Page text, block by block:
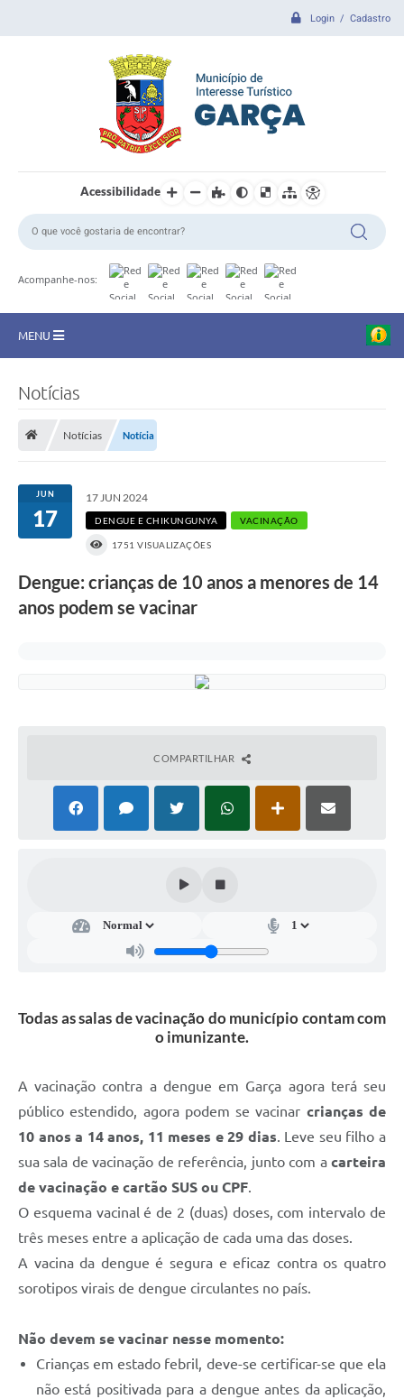
Login / Cadastro
Acessibilidade
Acompanhe-nos:
MENU
CIDADE
Prefeitura
DIÁRIO OFICIAL
OUVIDORIA
LEGISLAÇÃO
EMPRESAS - EDITAIS
Chamamento Público 2026
Súmulas Administrativas
Consulta Pública Eletrônica Lei de Diretrizes Orçamentárias -
Credenciamento Feirantes
Notícias
Nota Fiscal Eletrônica
Defesa Civil
Notícias
Notícias Notícia
JUN
17
17 JUN 2024
DENGUE E CHIKUNGUNYA VACINAÇÃO
1751 VISUALIZAÇÕES
Dengue: crianças de 10 anos a menores de 14
anos podem se vacinar
COMPARTILHAR
Todas as salas de vacinação do município contam com
o imunizante.
A vacinação contra a dengue em Garça agora terá seu
público estendido, agora podem se vacinar crianças de
10 anos a 14 anos, 11 meses e 29 dias. Leve seu filho a
sua sala de vacinação de referência, junto com a carteira
de vacinação e cartão SUS ou CPF.
O esquema vacinal é de 2 (duas) doses, com intervalo de
três meses entre a aplicação de cada uma das doses.
A vacina da dengue é segura e eficaz contra os quatro
sorotipos virais de dengue circulantes no país.
Não devem se vacinar nesse momento:
Crianças em estado febril, deve-se certificar-se que ela
não está positivada para a dengue antes da aplicação,